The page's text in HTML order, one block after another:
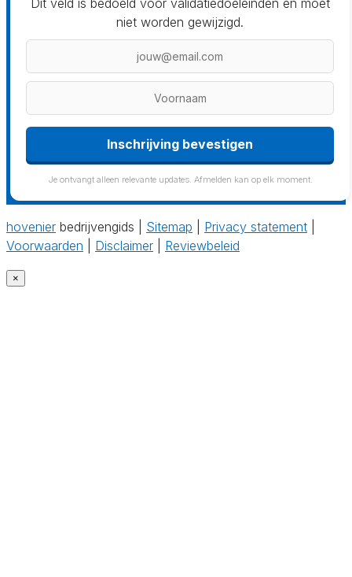
Dit veld is bedoeld voor validatiedoeleinden en moet
niet worden gewijzigd.
Inschrijving bevestigen
Je ontvangt alleen relevante updates. Afmelden kan op elk moment.
hovenier bedrijvengids | Sitemap Privacy statement
Voorwaarden
Disclaimer Reviewbeleid
×